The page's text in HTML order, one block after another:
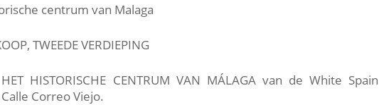
centrum van Malaga
TWEEDE VERDIEPING
HISTORISCHE CENTRUM VAN MÁLAGA van de White Spain
Correo Viejo.